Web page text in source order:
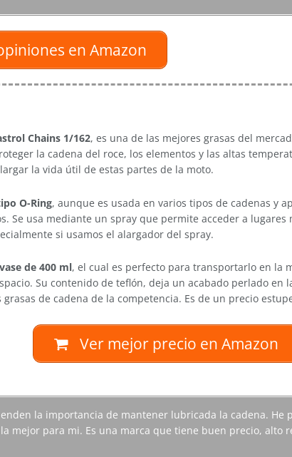
en Amazon
Chains 1/162, es una de las mejores grasas del
la cadena del roce, los elementos y las altas
la vida útil de estas partes de la moto.
O-Ring, aunque es usada en varios tipos de cadenas y
Se usa mediante un spray que permite acceder a lugares
si usamos el alargador del spray.
de 400 ml, el cual es perfecto para transportarlo en la
Su contenido de teflón, deja un acabado perlado en
de cadena de la competencia. Es de un precio
Ver mejor precio en Amazon
la importancia de mantener lubricada la cadena. He
mejor para mi. Es una marca que tiene buen precio, alto